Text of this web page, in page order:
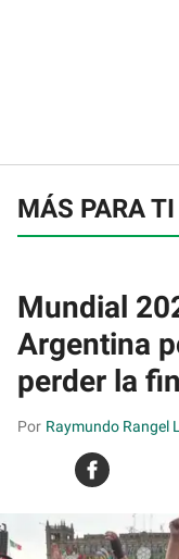
MÁS PARA TI
Mundial
Argentina
perder la
Raymundo Rangel